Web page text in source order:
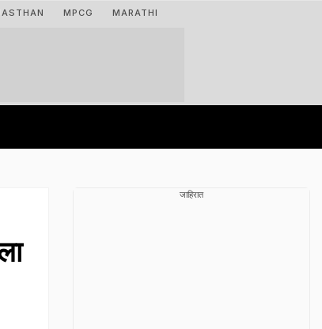
MPCG MARATHI
जाहिरात